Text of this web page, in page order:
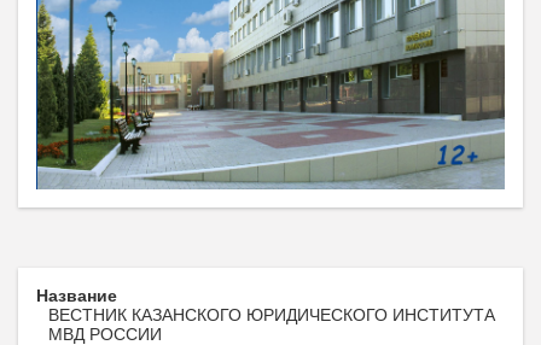
Название
ВЕСТНИК КАЗАНСКОГО ЮРИДИЧЕСКОГО ИНСТИТУТА
МВД РОССИИ